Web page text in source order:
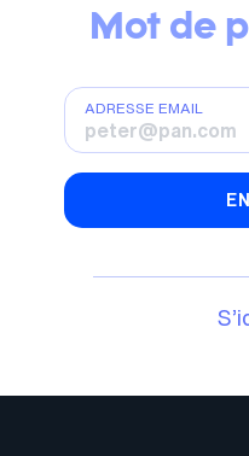
Mot de
ADRESSE EMAIL